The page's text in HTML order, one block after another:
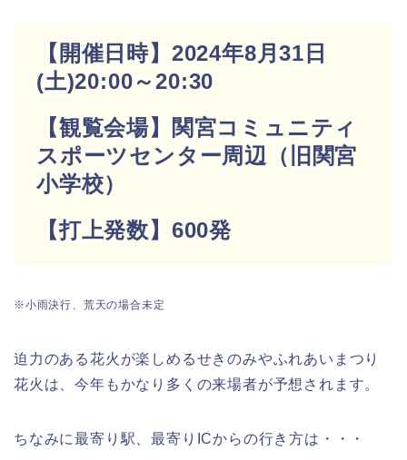
【開催日時】2024年8月31日
(土)20:00～20:30
【観覧会場】関宮コミュニティ
スポーツセンター周辺（旧関宮
小学校）
【打上発数】600発
※小雨決行、荒天の場合未定
迫力のある花火が楽しめるせきのみやふれあいまつり
花火は、今年もかなり多くの来場者が予想されます。
ちなみに最寄り駅、最寄りICからの行き方は・・・